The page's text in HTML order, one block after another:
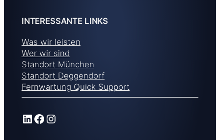
INTERESSANTE LINKS
Was wir leisten
Wer wir sind
Standort München
Standort Deggendorf
Fernwartung Quick Support
LinkedIn Facebook Instagram